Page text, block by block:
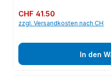
Regulärer Preis:
CHF 41.50
zzgl. Versandkosten nach CH
In den